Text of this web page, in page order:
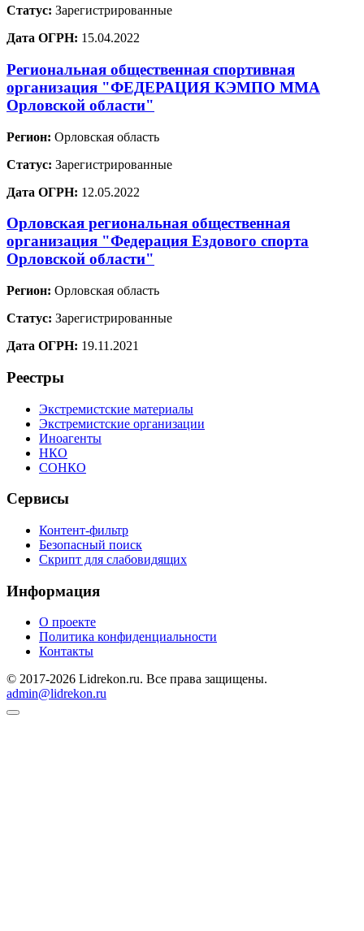
Статус: Зарегистрированные
Дата ОГРН: 15.04.2022
Региональная общественная спортивная
организация "ФЕДЕРАЦИЯ КЭМПО ММА
Орловской области"
Регион: Орловская область
Статус: Зарегистрированные
Дата ОГРН: 12.05.2022
Орловская региональная общественная
организация "Федерация Ездового спорта
Орловской области"
Регион: Орловская область
Статус: Зарегистрированные
Дата ОГРН: 19.11.2021
Реестры
Экстремистские материалы
Экстремистские организации
Иноагенты
НКО
СОНКО
Сервисы
Контент-фильтр
Безопасный поиск
Скрипт для слабовидящих
Информация
О проекте
Политика конфиденциальности
Контакты
© 2017-2026 Lidrekon.ru. Все права защищены.
admin@lidrekon.ru